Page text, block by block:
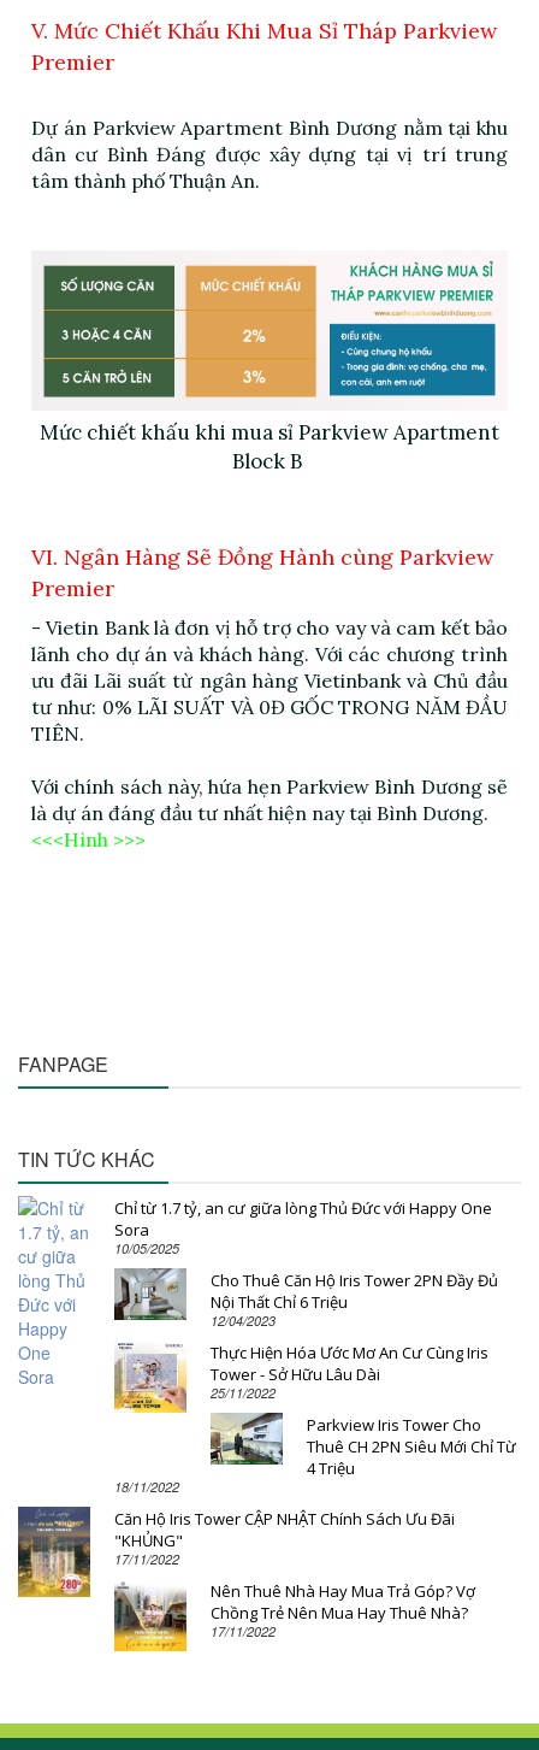
V. Mức Chiết Khấu Khi Mua Sỉ Tháp Parkview
Premier
Dự án Parkview Apartment Bình Dương nằm tại khu
dân cư Bình Đáng được xây dựng tại vị trí trung
tâm thành phố Thuận An.
Mức chiết khấu khi mua sỉ Parkview Apartment
Block B
VI. Ngân Hàng Sẽ Đồng Hành cùng Parkview
Premier
- Vietin Bank là đơn vị hỗ trợ cho vay và cam kết bảo
lãnh cho dự án và khách hàng. Với các chương trình
ưu đãi Lãi suất từ ngân hàng Vietinbank và Chủ đầu
tư như: 0% LÃI SUẤT VÀ 0Đ GỐC TRONG NĂM ĐẦU
TIÊN.
Với chính sách này, hứa hẹn Parkview Bình Dương sẽ
là dự án đáng đầu tư nhất hiện nay tại Bình Dương.
<<<Hình >>>
FANPAGE
TIN TỨC KHÁC
Chỉ từ 1.7 tỷ, an cư giữa lòng Thủ Đức với Happy One
Sora
10/05/2025
Cho Thuê Căn Hộ Iris Tower 2PN Đầy Đủ
Nội Thất Chỉ 6 Triệu
12/04/2023
Thực Hiện Hóa Ước Mơ An Cư Cùng Iris
Tower - Sở Hữu Lâu Dài
25/11/2022
Parkview Iris Tower Cho
Thuê CH 2PN Siêu Mới Chỉ Từ
4 Triệu
18/11/2022
Căn Hộ Iris Tower CẬP NHẬT Chính Sách Ưu Đãi
"KHỦNG"
17/11/2022
Nên Thuê Nhà Hay Mua Trả Góp? Vợ
Chồng Trẻ Nên Mua Hay Thuê Nhà?
17/11/2022